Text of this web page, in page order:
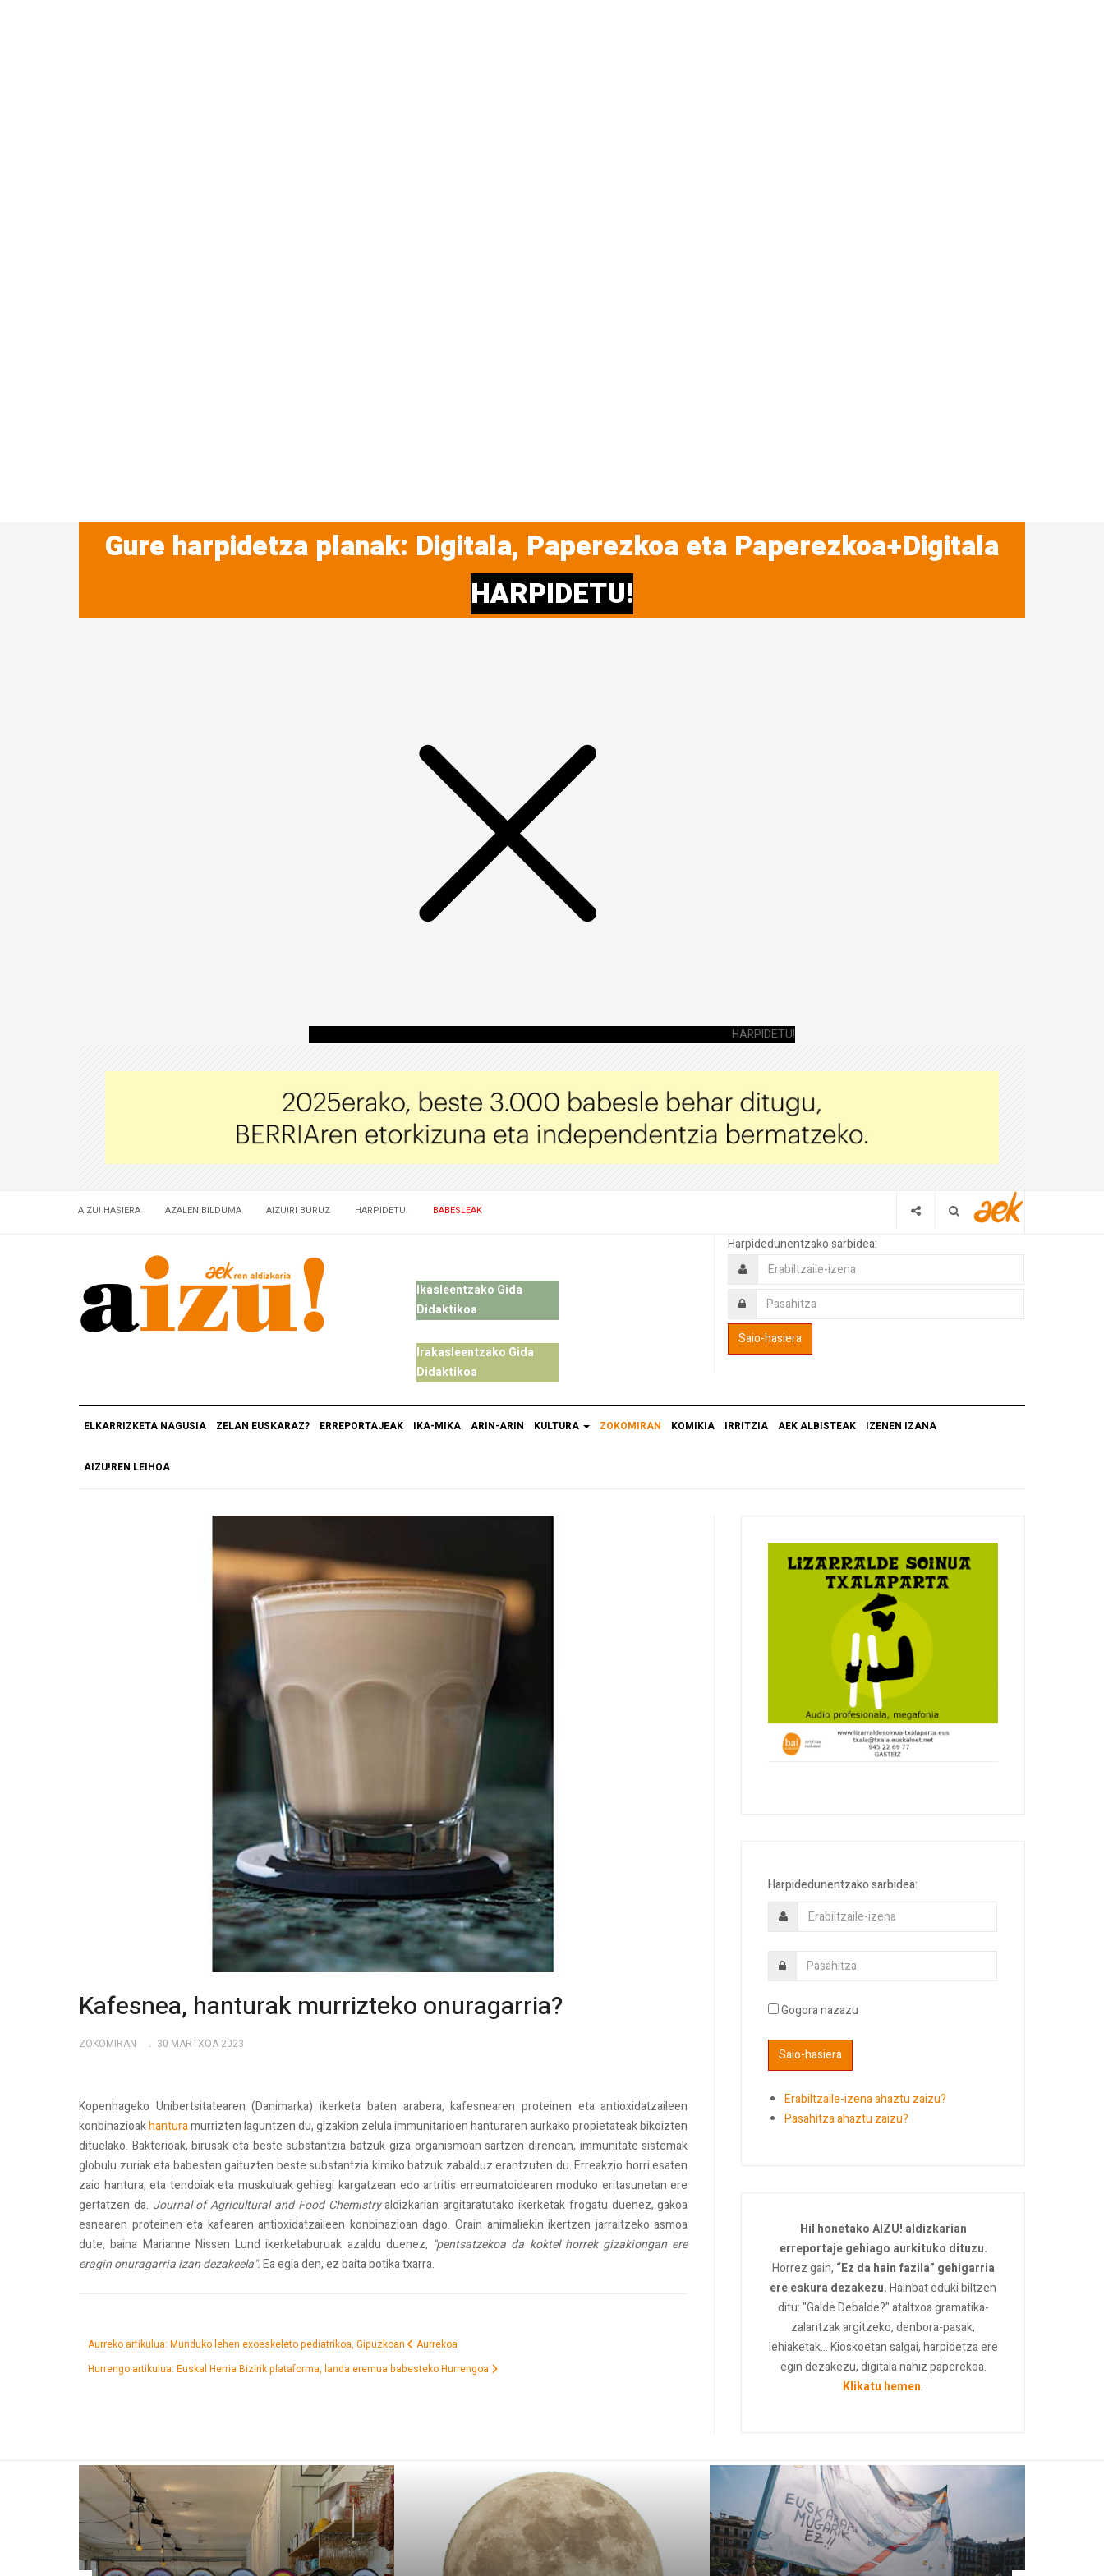
Gure harpidetza planak: Digitala, Paperezkoa eta Paperezkoa+Digitala
HARPIDETU!
HARPIDETU!
AIZU! HASIERA AZALEN BILDUMA AIZU!RI BURUZ HARPIDETU! BABESLEAK
Ikasleentzako Gida
Didaktikoa
Irakasleentzako Gida
Didaktikoa
Harpidedunentzako sarbidea:
ELKARRIZKETA NAGUSIA ZELAN EUSKARAZ? ERREPORTAJEAK IKA-MIKA ARIN-ARIN KULTURA ZOKOMIRAN KOMIKIA IRRITZIA AEK ALBISTEAK IZENEN IZANA
AIZU!REN LEIHOA
Kafesnea, hanturak murrizteko onuragarria?
ZOKOMIRAN 30 MARTXOA 2023
Kopenhageko Unibertsitatearen (Danimarka) ikerketa baten arabera, kafesnearen proteinen eta antioxidatzaileen
konbinazioakhanturamurrizten laguntzen du, gizakion zelula immunitarioen hanturaren aurkako propietateak bikoizten
dituelako. Bakterioak, birusak eta beste substantzia batzuk giza organismoan sartzen direnean, immunitate sistemak
globulu zuriak eta babesten gaituzten beste substantzia kimiko batzuk zabalduz erantzuten du. Erreakzio horri esaten
zaio hantura, eta tendoiak eta muskuluak gehiegi kargatzean edo artritis erreumatoidearen moduko eritasunetan ere
gertatzen da. Journal of Agricultural and Food Chemistryaldizkarian argitaratutako ikerketak frogatu duenez, gakoa
esnearen proteinen eta kafearen antioxidatzaileen konbinazioan dago. Orain animaliekin ikertzen jarraitzeko asmoa
dute, baina Marianne Nissen Lund ikerketaburuak azaldu duenez, "pentsatzekoa da koktel horrek gizakiongan ere
eragin onuragarria izan dezakeela".Ea egia den, ez baita botika txarra.
Aurreko artikulua: Munduko lehen exoeskeleto pediatrikoa, Gipuzkoan
Aurrekoa
Hurrengo artikulua: Euskal Herria Bizirik plataforma, landa eremua babestekoHurrengoa
Harpidedunentzako sarbidea:
Gogora nazazu
Erabiltzaile-izena ahaztu zaizu?
Pasahitza ahaztu zaizu?
Hil honetako AIZU! aldizkarian
erreportaje gehiago aurkituko dituzu.
Horrez gain, “Ez da hain fazila” gehigarria
ere eskura dezakezu.Hainbat eduki biltzen
ditu: "Galde Debalde?" ataltxoa gramatika-
zalantzak argitzeko, denbora-pasak,
lehiaketak... Kioskoetan salgai, harpidetza ere
egin dezakezu, digitala nahiz paperekoa.
Klikatu hemen.